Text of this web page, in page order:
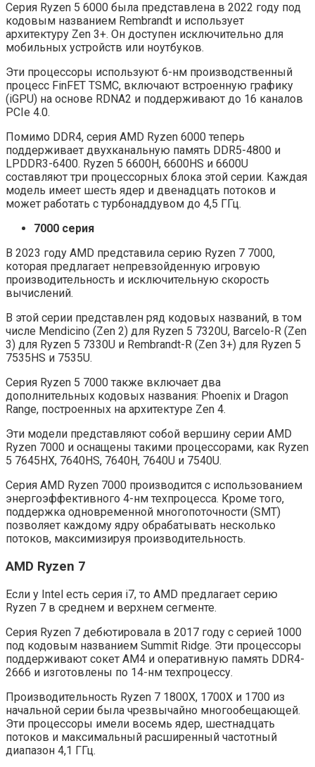
Серия Ryzen 5 6000 была представлена ​​в 2022 году под
кодовым названием Rembrandt и использует
архитектуру Zen 3+. Он доступен исключительно для
мобильных устройств или ноутбуков.
Эти процессоры используют 6-нм производственный
процесс FinFET TSMC, включают встроенную графику
(iGPU) на основе RDNA2 и поддерживают до 16 каналов
PCIe 4.0.
Помимо DDR4, серия AMD Ryzen 6000 теперь
поддерживает двухканальную память DDR5-4800 и
LPDDR3-6400. Ryzen 5 6600H, 6600HS и 6600U
составляют три процессорных блока этой серии. Каждая
модель имеет шесть ядер и двенадцать потоков и
может работать с турбонаддувом до 4,5 ГГц.
7000 серия
В 2023 году AMD представила серию Ryzen 7 7000,
которая предлагает непревзойденную игровую
производительность и исключительную скорость
вычислений.
В этой серии представлен ряд кодовых названий, в том
числе Mendicino (Zen 2) для Ryzen 5 7320U, Barcelo-R (Zen
3) для Ryzen 5 7330U и Rembrandt-R (Zen 3+) для Ryzen 5
7535HS и 7535U.
Серия Ryzen 5 7000 также включает два
дополнительных кодовых названия: Phoenix и Dragon
Range, построенных на архитектуре Zen 4.
Эти модели представляют собой вершину серии AMD
Ryzen 7000 и оснащены такими процессорами, как Ryzen
5 7645HX, 7640HS, 7640H, 7640U и 7540U.
Серия AMD Ryzen 7000 производится с использованием
энергоэффективного 4-нм техпроцесса. Кроме того,
поддержка одновременной многопоточности (SMT)
позволяет каждому ядру обрабатывать несколько
потоков, максимизируя производительность.
AMD Ryzen 7
Если у Intel есть серия i7, то AMD предлагает серию
Ryzen 7 в среднем и верхнем сегменте.
Серия Ryzen 7 дебютировала в 2017 году с серией 1000
под кодовым названием Summit Ridge. Эти процессоры
поддерживают сокет AM4 и оперативную память DDR4-
2666 и изготовлены по 14-нм техпроцессу.
Производительность Ryzen 7 1800X, 1700X и 1700 из
начальной серии была чрезвычайно многообещающей.
Эти процессоры имели восемь ядер, шестнадцать
потоков и максимальный расширенный частотный
диапазон 4,1 ГГц.